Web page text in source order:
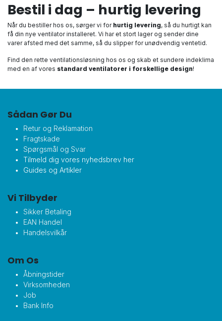
Bestil i dag – hurtig levering
Når du bestiller hos os, sørger vi for hurtig levering, så du hurtigt kan
få din nye ventilator installeret. Vi har et stort lager og sender dine
varer afsted med det samme, så du slipper for unødvendig ventetid.
Find den rette ventilationsløsning hos os og skab et sundere indeklima
med en af vores standard ventilatorer i forskellige design!
Sådan Gør Du
Retur og Reklamation
Fragtskade
Spørgsmål og Svar
Tilmeld dig vores nyhedsbrev her
Guides og Artikler
Vi Tilbyder
Sikker Betaling
EAN Handel
Handelsvilkår
Om Os
Åbningstider
Virksomheden
Job
Bank Info